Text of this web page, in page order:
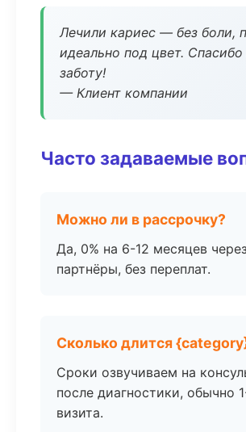
Лечили кариес — без боли,
идеально под цвет. Спасибо
заботу!
— Клиент компании
Часто задаваемые
Можно ли в рассрочку?
Да, 0% на 6-12 месяцев
партнёры, без переплат.
Сколько длится
Сроки озвучиваем на
после диагностики, обычно
визита.